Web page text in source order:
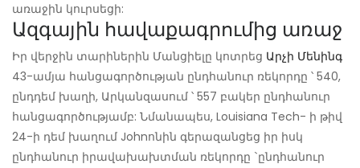
առաջին կուրսեցի:
Ազգային հավաքագրումից առաջ
Իր վերջին տարիներին Մանցիելը կոտրեց Արչի Մենինգ
43-ամյա հանցագործության ընդհանուր ռեկորդը ՝ 540,
ընդդեմ խաղի, Արկանզասում ՝ 557 բակեր ընդհանուր
հանցագործությամբ: Նմանապես, Louisiana Tech- ի թիվ
24-ի դեմ խաղում Johnոնին գերազանցեց իր իսկ
ընդհանուր իրավախախտման ռեկորդը `ընդհանուր